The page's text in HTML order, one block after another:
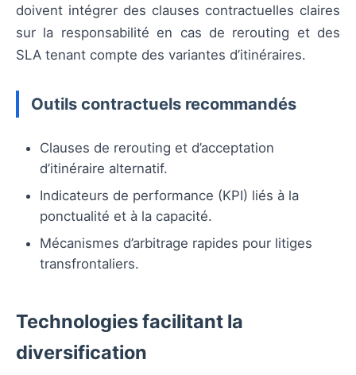
doivent intégrer des clauses contractuelles claires
sur la responsabilité en cas de rerouting et des
SLA tenant compte des variantes d’itinéraires.
Outils contractuels recommandés
Clauses de rerouting et d’acceptation
d’itinéraire alternatif.
Indicateurs de performance (KPI) liés à la
ponctualité et à la capacité.
Mécanismes d’arbitrage rapides pour litiges
transfrontaliers.
Technologies facilitant la
diversification